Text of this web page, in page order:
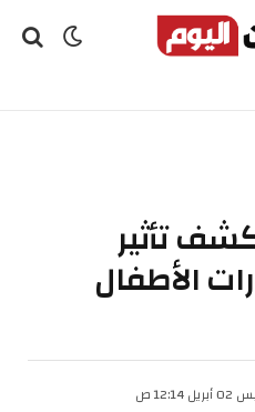
تأثير
الأطفال
12:14 ص